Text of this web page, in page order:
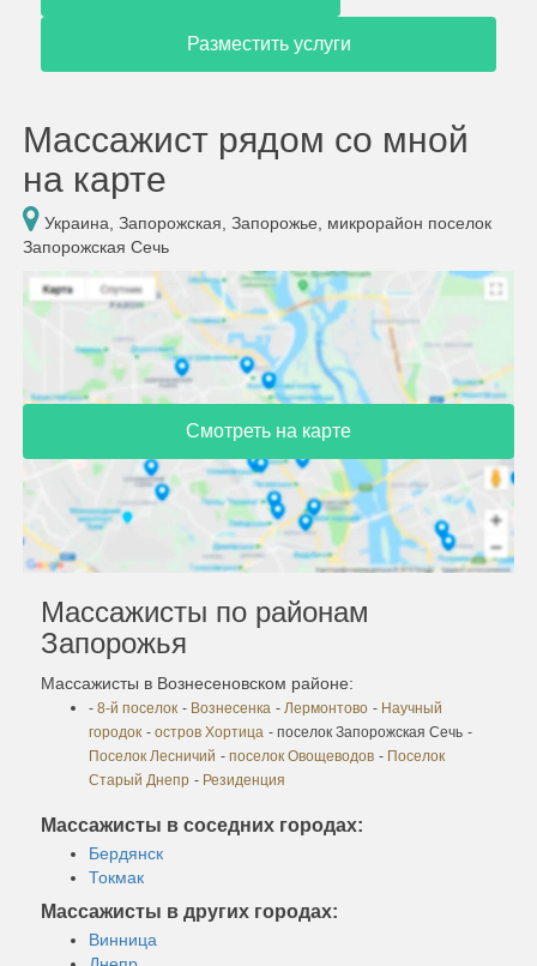
Разместить услуги
Массажист рядом со мной
на карте
Украина, Запорожская, Запорожье, микрорайон поселок
Запорожская Сечь
Смотреть на карте
Массажисты по районам
Запорожья
Массажисты в Вознесеновском районе:
- 8-й поселок - Вознесенка - Лермонтово - Научный
городок - остров Хортица - поселок Запорожская Сечь -
Поселок Лесничий - поселок Овощеводов - Поселок
Старый Днепр - Резиденция
Массажисты в соседних городах:
Бердянск
Токмак
Массажисты в других городах:
Винница